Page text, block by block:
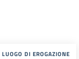
LUOGO DI EROGAZIONE